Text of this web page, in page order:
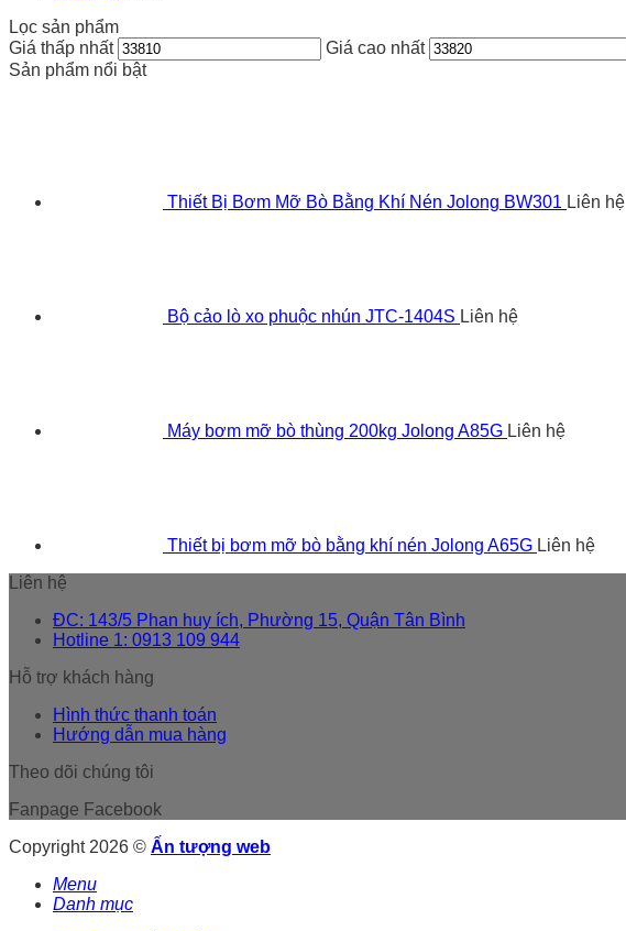
Lọc sản phẩm
Giá thấp nhất
Giá cao nhất
Sản phẩm nổi bật
Thiết Bị Bơm Mỡ Bò Bằng Khí Nén Jolong BW301 Liên hệ
Bộ cảo lò xo phuộc nhún JTC-1404S Liên hệ
Máy bơm mỡ bò thùng 200kg Jolong A85G Liên hệ
Thiết bị bơm mỡ bò bằng khí nén Jolong A65G Liên hệ
Liên hệ
ĐC: 143/5 Phan huy ích, Phường 15, Quận Tân Bình
Hotline 1: 0913 109 944
Hỗ trợ khách hàng
Hình thức thanh toán
Hướng dẫn mua hàng
Theo dõi chúng tôi
Fanpage Facebook
Copyright 2026 © Ấn tượng web
Menu
Danh mục